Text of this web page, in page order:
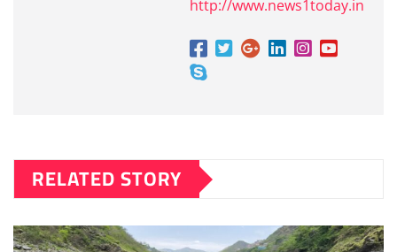
http://www.news1today.in
RELATED STORY